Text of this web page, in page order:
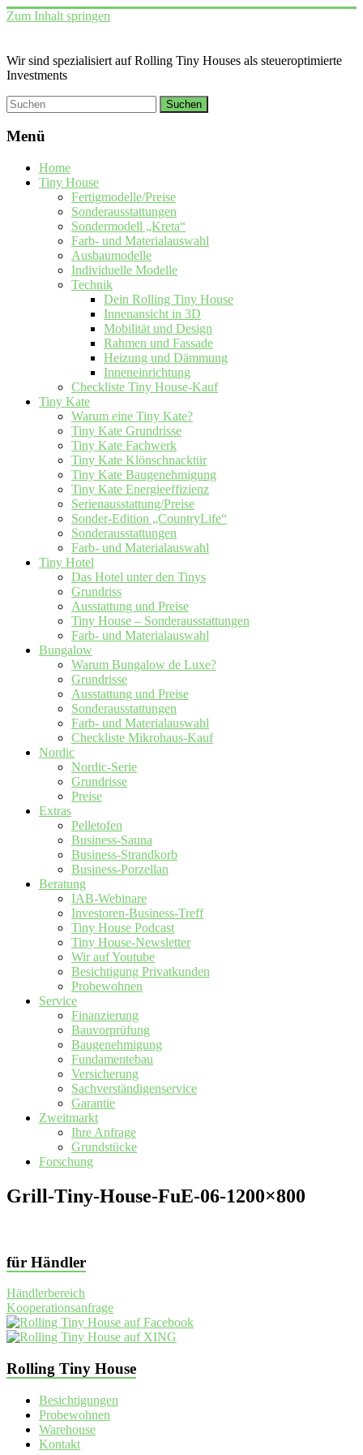
Zum Inhalt springen
Wir sind spezialisiert auf Rolling Tiny Houses als steueroptimierte
Investments
Menü
Home
Tiny House
Fertigmodelle/Preise
Sonderausstattungen
Sondermodell „Kreta“
Farb- und Materialauswahl
Ausbaumodelle
Individuelle Modelle
Technik
Dein Rolling Tiny House
Innenansicht in 3D
Mobilität und Design
Rahmen und Fassade
Heizung und Dämmung
Inneneinrichtung
Checkliste Tiny House-Kauf
Tiny Kate
Warum eine Tiny Kate?
Tiny Kate Grundrisse
Tiny Kate Fachwerk
Tiny Kate Klönschnacktür
Tiny Kate Baugenehmigung
Tiny Kate Energieeffizienz
Serienausstattung/Preise
Sonder-Edition „CountryLife“
Sonderausstattungen
Farb- und Materialauswahl
Tiny Hotel
Das Hotel unter den Tinys
Grundriss
Ausstattung und Preise
Tiny House – Sonderausstattungen
Farb- und Materialauswahl
Bungalow
Warum Bungalow de Luxe?
Grundrisse
Ausstattung und Preise
Sonderausstattungen
Farb- und Materialauswahl
Checkliste Mikrohaus-Kauf
Nordic
Nordic-Serie
Grundrisse
Preise
Extras
Pelletofen
Business-Sauna
Business-Strandkorb
Business-Porzellan
Beratung
IAB-Webinare
Investoren-Business-Treff
Tiny House Podcast
Tiny House-Newsletter
Wir auf Youtube
Besichtigung Privatkunden
Probewohnen
Service
Finanzierung
Bauvorprüfung
Baugenehmigung
Fundamentebau
Versicherung
Sachverständigenservice
Garantie
Zweitmarkt
Ihre Anfrage
Grundstücke
Forschung
Grill-Tiny-House-FuE-06-1200×800
für Händler
Händlerbereich
Kooperationsanfrage
Rolling Tiny House
Besichtigungen
Probewohnen
Warehouse
Kontakt